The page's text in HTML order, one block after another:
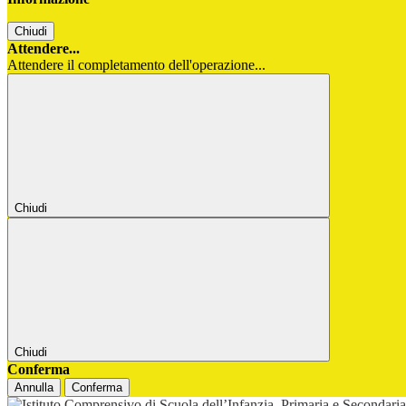
Chiudi
Attendere...
Attendere il completamento dell'operazione...
Chiudi
Chiudi
Conferma
Annulla Conferma